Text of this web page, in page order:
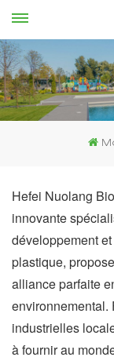
Hefei Nuolang
innovante
développement
plastique,
alliance parfaite
environnemental.
industrielles
à fournir au